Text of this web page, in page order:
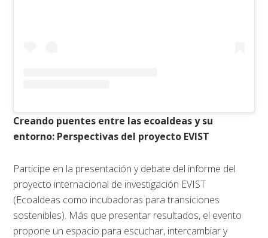
Creando puentes entre las ecoaldeas y su
entorno: Perspectivas del proyecto EVIST
Participe en la presentación y debate del informe del
proyecto internacional de investigación EVIST
(Ecoaldeas como incubadoras para transiciones
sostenibles). Más que presentar resultados, el evento
propone un espacio para escuchar, intercambiar y